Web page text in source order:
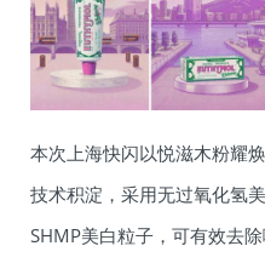
本次上海快闪以悦滋木粉耀
技术积淀，采用无过氧化氢
SHMP美白粒子，可有效去